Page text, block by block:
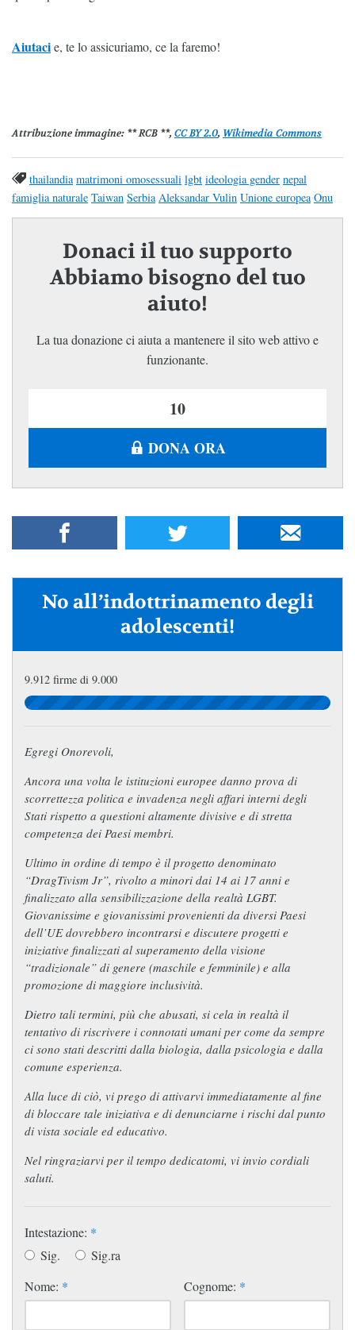
Aiutacie, te lo assicuriamo, ce la faremo!
Attribuzione immagine: ** RCB **, CC BY 2.0, Wikimedia Commons
thailandia matrimoni omosessuali lgbt ideologia gender nepal
famiglia naturale Taiwan Serbia Aleksandar Vulin Unione europea Onu
Donaci il tuo supporto
Abbiamo bisogno del tuo
aiuto!
La tua donazione ci aiuta a mantenere il sito web attivo e
funzionante.
DONA ORA
No all’indottrinamento degli
adolescenti!
9.912 firme di 9.000
Egregi Onorevoli,
Ancora una volta le istituzioni europee danno prova di
scorrettezza politica e invadenza negli affari interni degli
Stati rispetto a questioni altamente divisive e di stretta
competenza dei Paesi membri.
Ultimo in ordine di tempo è il progetto denominato
“DragTivism Jr”, rivolto a minori dai 14 ai 17 anni e
finalizzato alla sensibilizzazione della realtà LGBT.
Giovanissime e giovanissimi provenienti da diversi Paesi
dell’UE dovrebbero incontrarsi e discutere progetti e
iniziative finalizzati al superamento della visione
“tradizionale” di genere (maschile e femminile) e alla
promozione di maggiore inclusività.
Dietro tali termini, più che abusati, si cela in realtà il
tentativo di riscrivere i connotati umani per come da sempre
ci sono stati descritti dalla biologia, dalla psicologia e dalla
comune esperienza.
Alla luce di ciò, vi prego di attivarvi immediatamente al fine
di bloccare tale iniziativa e di denunciarne i rischi dal punto
di vista sociale ed educativo.
Nel ringraziarvi per il tempo dedicatomi, vi invio cordiali
saluti.
Intestazione: *
Sig.
Sig.ra
Nome: * Cognome: *